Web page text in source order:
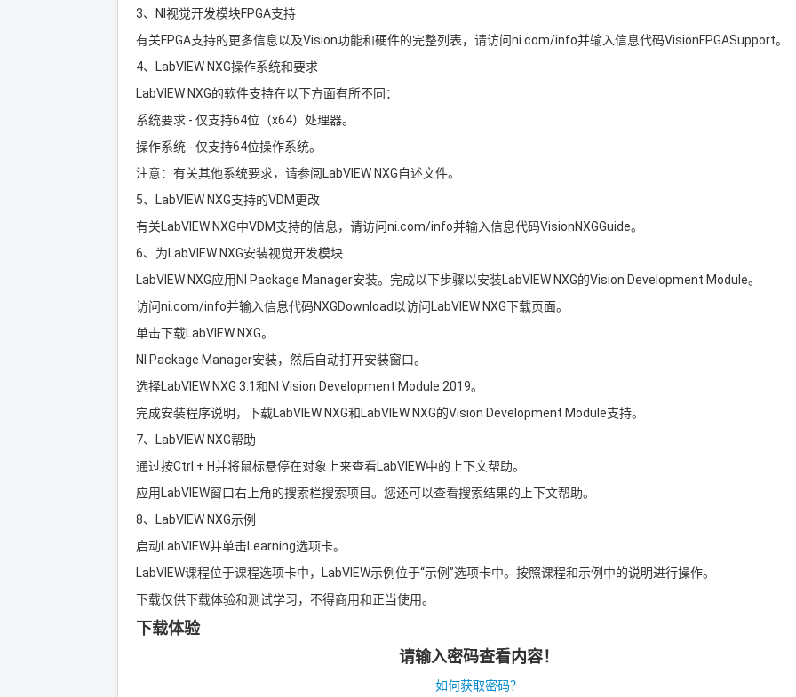
3、NI视觉开发模块FPGA支持
有关FPGA支持的更多信息以及Vision功能和硬件的完整列表，请访问ni.com/info并输入信息代码VisionFPGASupport。
4、LabVIEW NXG操作系统和要求
LabVIEW NXG的软件支持在以下方面有所不同：
系统要求 - 仅支持64位（x64）处理器。
操作系统 - 仅支持64位操作系统。
注意：有关其他系统要求，请参阅LabVIEW NXG自述文件。
5、LabVIEW NXG支持的VDM更改
有关LabVIEW NXG中VDM支持的信息，请访问ni.com/info并输入信息代码VisionNXGGuide。
6、为LabVIEW NXG安装视觉开发模块
LabVIEW NXG应用NI Package Manager安装。完成以下步骤以安装LabVIEW NXG的Vision Development Module。
访问ni.com/info并输入信息代码NXGDownload以访问LabVIEW NXG下载页面。
单击下载LabVIEW NXG。
NI Package Manager安装，然后自动打开安装窗口。
选择LabVIEW NXG 3.1和NI Vision Development Module 2019。
完成安装程序说明，下载LabVIEW NXG和LabVIEW NXG的Vision Development Module支持。
7、LabVIEW NXG帮助
通过按Ctrl + H并将鼠标悬停在对象上来查看LabVIEW中的上下文帮助。
应用LabVIEW窗口右上角的搜索栏搜索项目。您还可以查看搜索结果的上下文帮助。
8、LabVIEW NXG示例
启动LabVIEW并单击Learning选项卡。
LabVIEW课程位于课程选项卡中，LabVIEW示例位于“示例”选项卡中。按照课程和示例中的说明进行操作。
下载仅供下载体验和测试学习，不得商用和正当使用。
下载体验
请输入密码查看内容！
如何获取密码？